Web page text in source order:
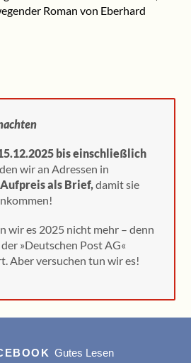
Roman von Eberhard
bis einschließlich
wir an Adressen in
als Brief,damit sie
wir es 2025 nicht mehr – denn
»Deutschen Post AG«
Aber versuchen tun wir es!
Gutes Lesen